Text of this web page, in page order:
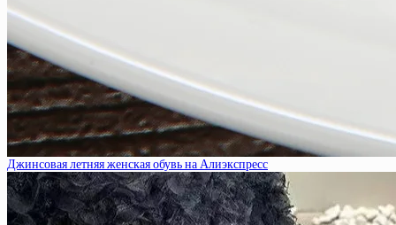
Джинсовая летняя женская обувь на Алиэкспресс